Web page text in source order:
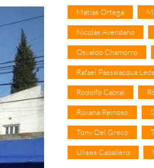
Matías Ortega
Nicolás Avendaño
Osvaldo Chamorro
Rafael Passalacqua
Rodolfo Cabral
Roxana Reinoso
Tony Del Greco
Ulises Caballero